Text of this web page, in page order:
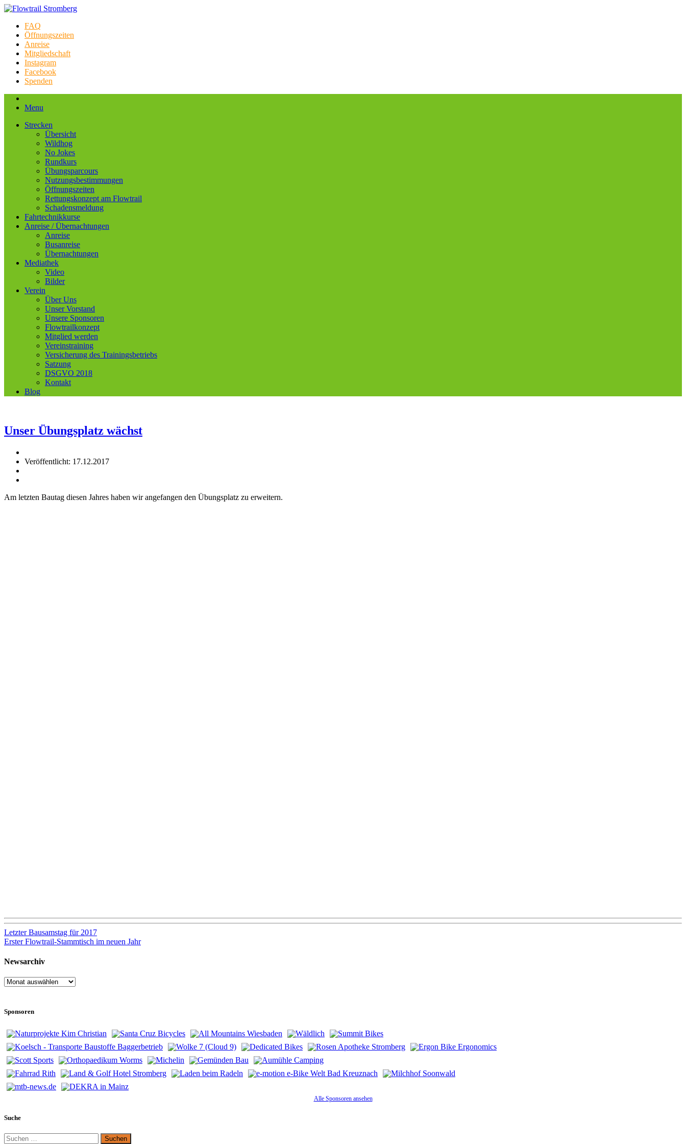
FAQ
Öffnungszeiten
Anreise
Mitgliedschaft
Instagram
Facebook
Spenden
Menu
Strecken
Übersicht
Wildhog
No Jokes
Rundkurs
Übungsparcours
Nutzungsbestimmungen
Öffnungszeiten
Rettungskonzept am Flowtrail
Schadensmeldung
Fahrtechnikkurse
Anreise / Übernachtungen
Anreise
Busanreise
Übernachtungen
Mediathek
Video
Bilder
Verein
Über Uns
Unser Vorstand
Unsere Sponsoren
Flowtrailkonzept
Mitglied werden
Vereinstraining
Versicherung des Trainingsbetriebs
Satzung
DSGVO 2018
Kontakt
Blog
Unser Übungsplatz wächst
Veröffentlicht: 17.12.2017
Am letzten Bautag diesen Jahres haben wir angefangen den Übungsplatz zu erweitern.
Beitragsnavigation
Letzter Bausamstag für 2017
Erster Flowtrail-Stammtisch im neuen Jahr
Newsarchiv
Newsarchiv
Sponsoren
Alle Sponsoren ansehen
Suche
Suchen